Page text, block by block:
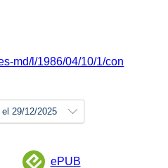
md/l/1986/04/10/1/con
29/12/2025
ePUB